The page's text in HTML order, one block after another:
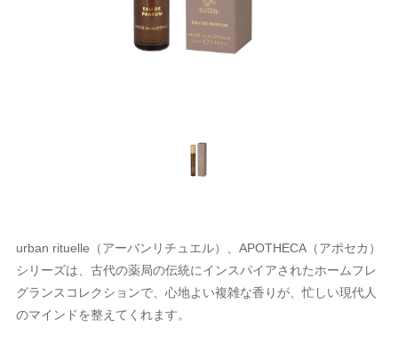
urban rituelle（アーバンリチュエル）、APOTHECA（アポセカ）
シリーズは、古代の薬局の伝統にインスパイアされたホームフレ
グランスコレクションで、心地よい複雑な香りが、忙しい現代人
のマインドを整えてくれます。